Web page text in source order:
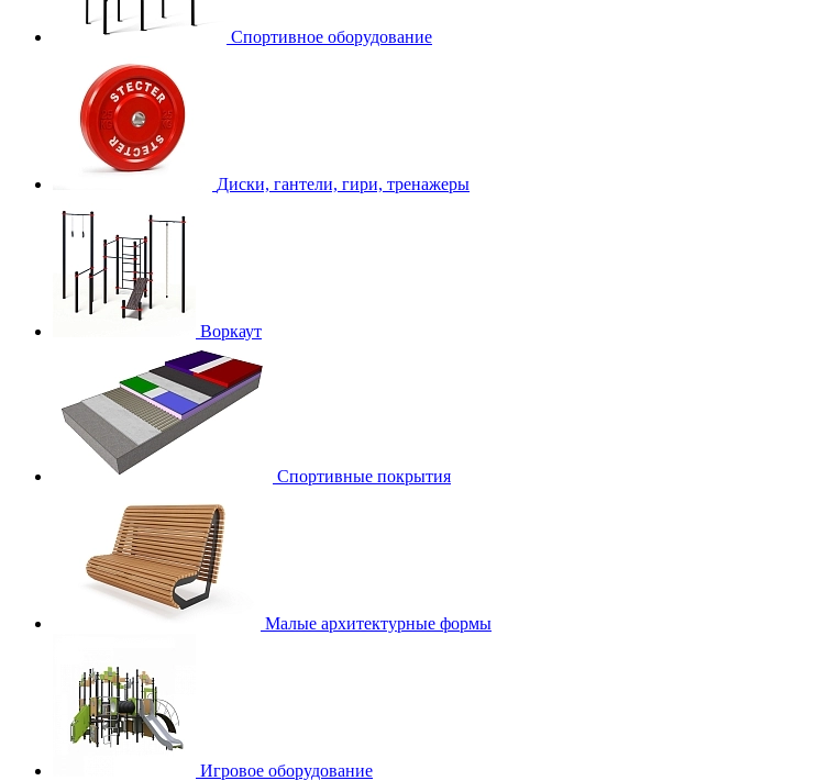
Спортивное оборудование
Диски, гантели, гири, тренажеры
Воркаут
Спортивные покрытия
Малые архитектурные формы
Игровое оборудование